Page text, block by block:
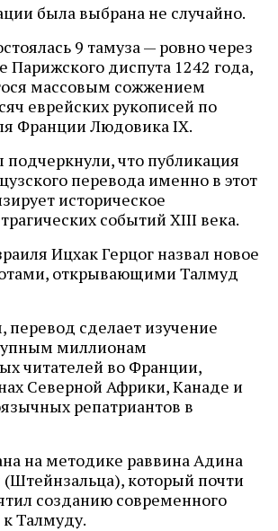
была выбрана не случайно.
9 тамуза — ровно через
Парижского диспута 1242 года,
массовым сожжением
еврейских рукописей по
Франции Людовика IX.
подчеркнули, что публикация
перевода именно в этот
историческое
событий XIII века.
Ицхак Герцог назвал новое
открывающими Талмуд
перевод сделает изучение
миллионам
читателей во Франции,
Северной Африки, Канаде и
репатриантов в
на методике раввина Адина
(Штейнзальца), который почти
созданию современного
Талмуду.